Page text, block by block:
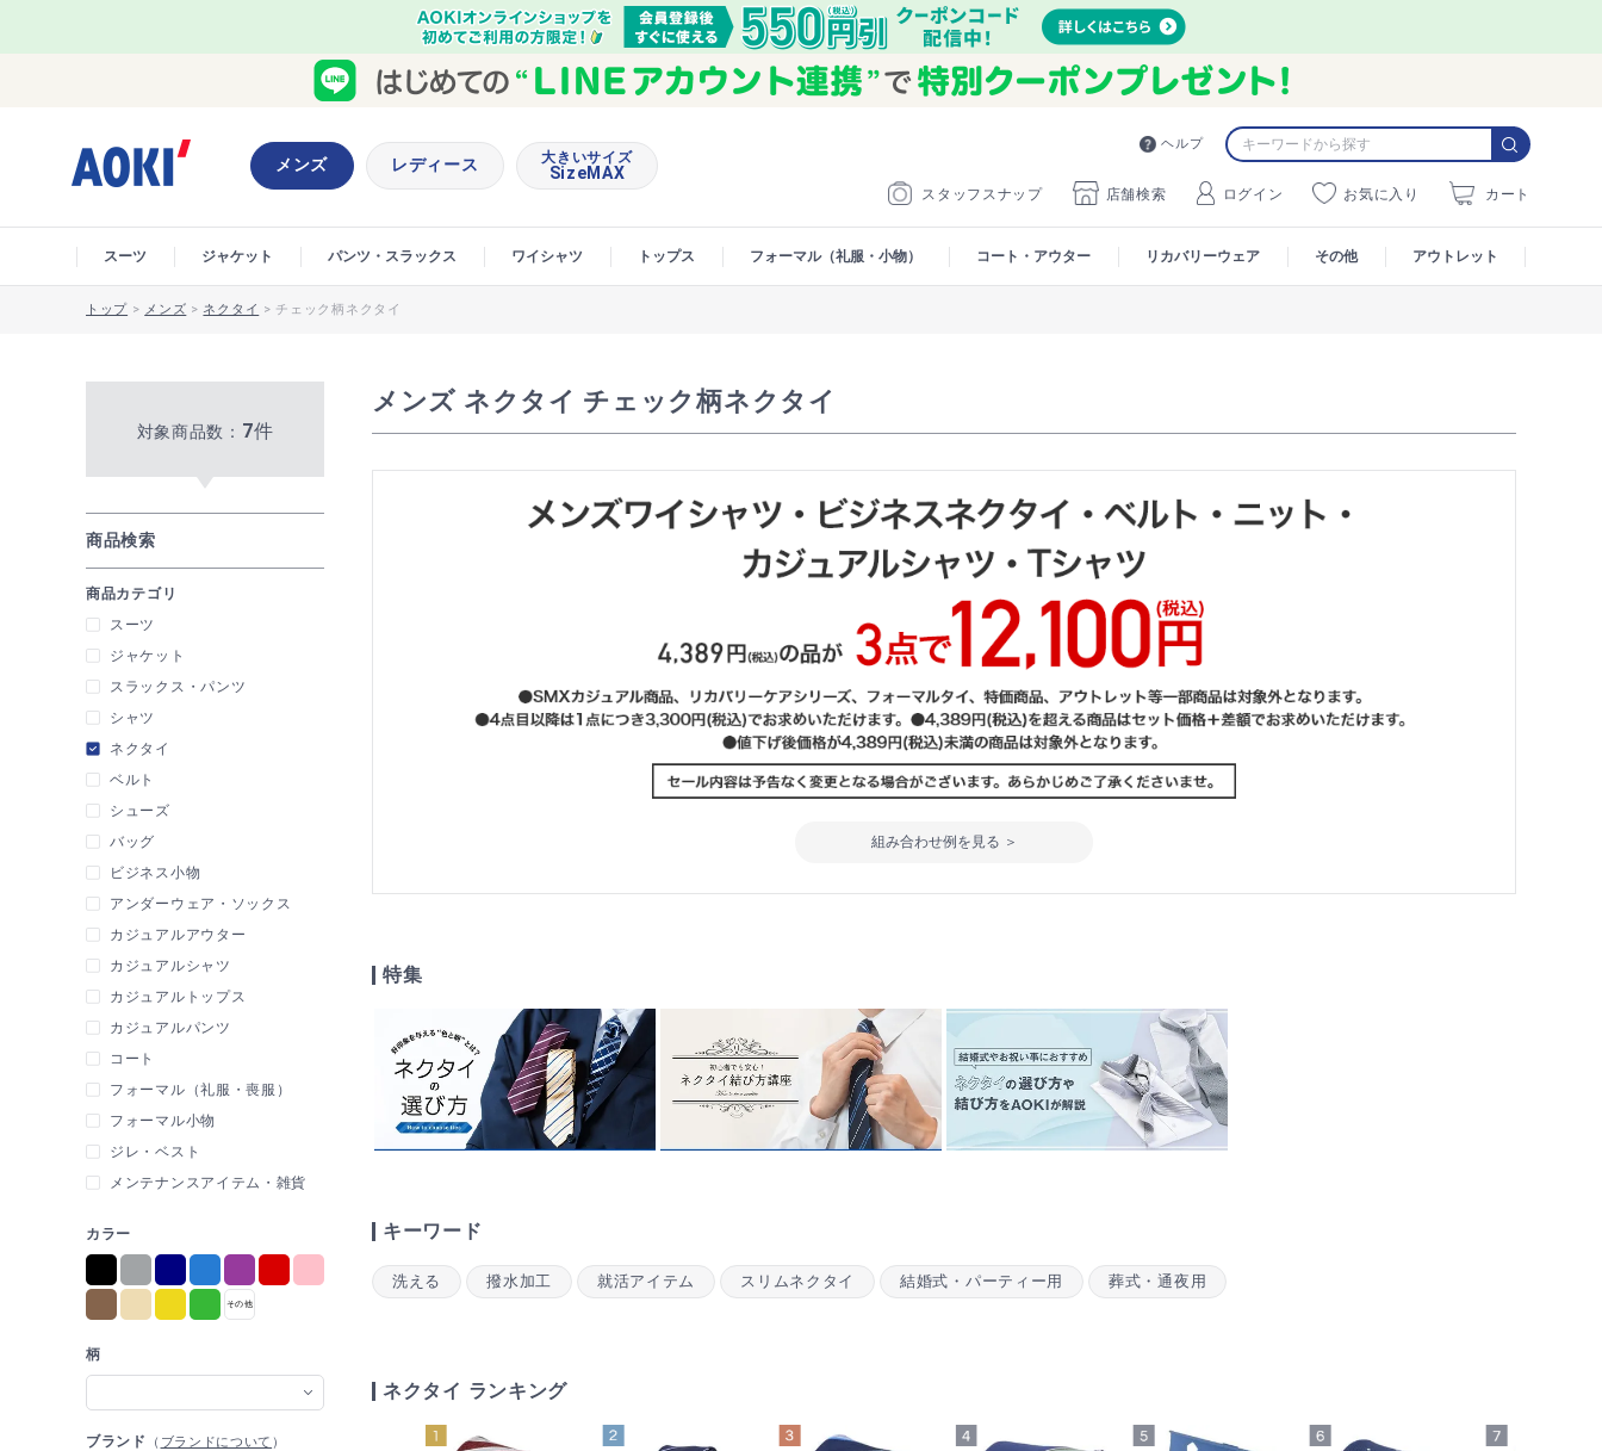
ヘルプ
スタッフスナップ 店舗検索 ログイン お気に入り カート
メンズ レディース 大きいサイズ
SizeMAX
スーツ ジャケット パンツ・スラックス ワイシャツ トップス フォーマル（礼服・小物） コート・アウター リカバリーウェア その他 アウトレット
トップ > メンズ > ネクタイ > チェック柄ネクタイ
メンズ ネクタイ チェック柄ネクタイ
組み合わせ例を見る ＞
特集
キーワード
洗える 撥水加工 就活アイテム スリムネクタイ 結婚式・パーティー用 葬式・通夜用
ネクタイ ランキング
対象商品数： 7件
商品検索
商品カテゴリ
スーツ
ジャケット
スラックス・パンツ
シャツ
ネクタイ
ベルト
シューズ
バッグ
ビジネス小物
アンダーウェア・ソックス
カジュアルアウター
カジュアルシャツ
カジュアルトップス
カジュアルパンツ
コート
フォーマル（礼服・喪服）
フォーマル小物
ジレ・ベスト
メンテナンスアイテム・雑貨
カラー
柄
ブランド （ ブランドについて ）